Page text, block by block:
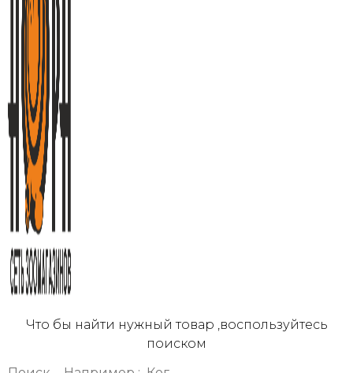
Что бы найти нужный товар ,воспользуйтесь
поиском